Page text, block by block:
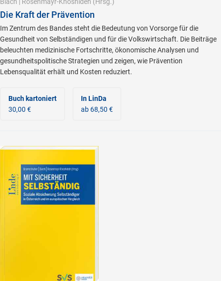
Die Kraft der Prävention
Im Zentrum des Bandes steht die Bedeutung von Vorsorge für die
Gesundheit von Selbständigen und für die Volkswirtschaft. Die Beiträge
beleuchten medizinische Fortschritte, ökonomische Analysen und
gesundheitspolitische Strategien und zeigen, wie Prävention
Lebensqualität erhält und Kosten reduziert.
Buch kartoniert
30,00 €
In LinDa
ab 68,50 €